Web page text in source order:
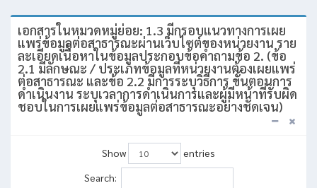
เอกสารในหมวดหมู่ย่อย: 1.3 มีกรอบแนวทางการเผย
แพร่ข้อมูลต่อสาธารณะผ่านเว็บไซต์ของหน่วยงาน ราย
ละเอียดเนื้อหาในข้อมูลประกอบข้อคำถามข้อ 2. (ข้อ
2.1 มีลักษณะ / ประเภทข้อมูลที่หน่วยงานต้องเผยแพร่
ต่อสาธารณะ และข้อ 2.2 มีการระบุวิธีการ ขั้นตอนการ
ดำเนินงาน ระบุเวลาการดำเนินการและผู้มีหน้าที่รับผิด
ชอบในการเผยแพร่ข้อมูลต่อสาธารณะอย่างชัดเจน)
Show
entries
Search: